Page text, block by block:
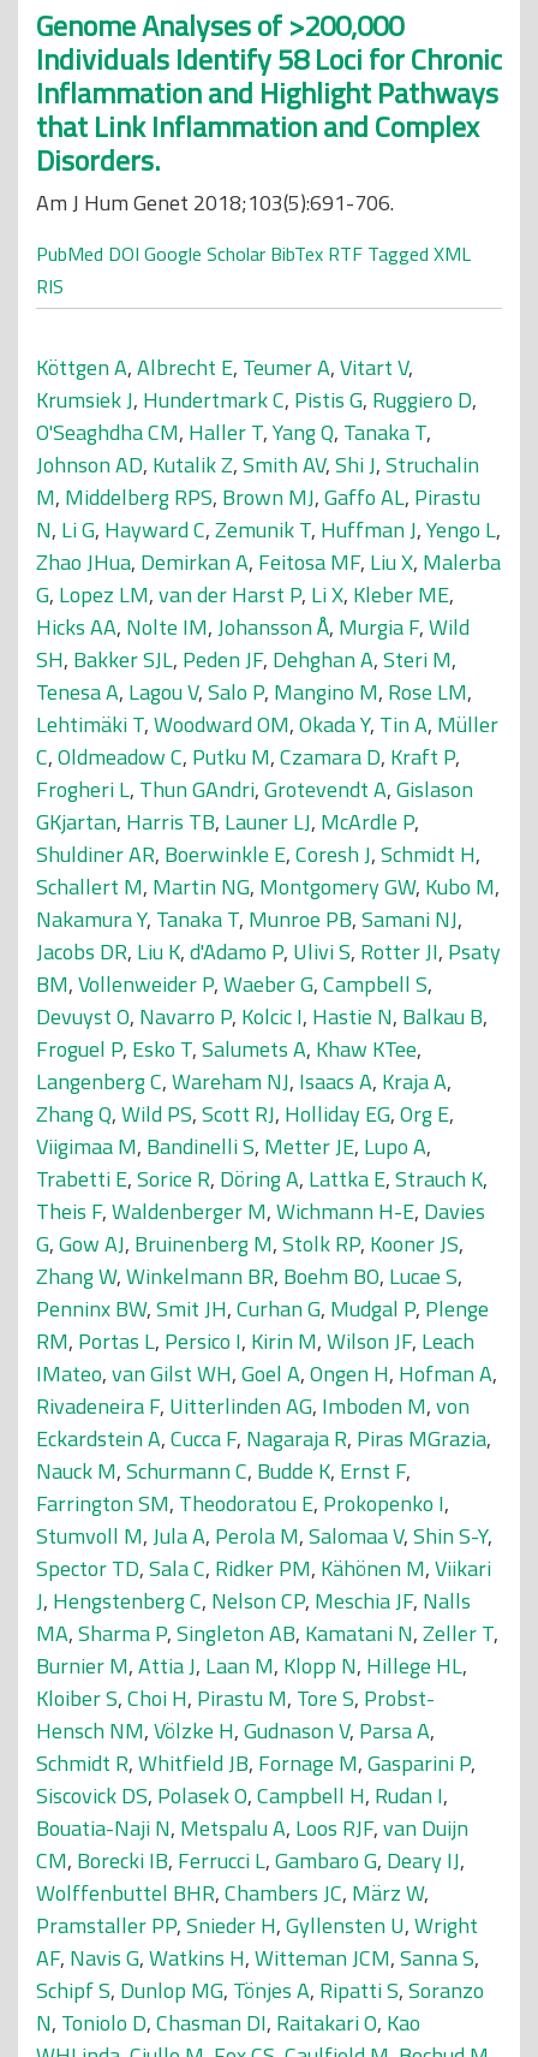
Genome Analyses of >200,000
Individuals Identify 58 Loci for Chronic
Inflammation and Highlight Pathways
that Link Inflammation and Complex
Disorders.
Am J Hum Genet 2018;103(5):691-706.
PubMed DOI Google Scholar BibTex RTF Tagged XML
RIS
Köttgen A,Albrecht E, Teumer A,Vitart V,
Krumsiek J, Hundertmark C, Pistis G, Ruggiero D,
O'Seaghdha CM, Haller T,Yang Q, Tanaka T,
Johnson AD, Kutalik Z,Smith AV,Shi J,Struchalin
M, Middelberg RPS, Brown MJ,Gaffo AL, Pirastu
N, Li G, Hayward C,Zemunik T, Huffman J,Yengo L,
Zhao JHua, Demirkan A, Feitosa MF, Liu X, Malerba
G, Lopez LM,van der Harst P, Li X, Kleber ME,
Hicks AA, Nolte IM,Johansson Å, Murgia F,Wild
SH, Bakker SJL, Peden JF, Dehghan A,Steri M,
Tenesa A, Lagou V,Salo P, Mangino M, Rose LM,
Lehtimäki T,Woodward OM,Okada Y, Tin A, Müller
C,Oldmeadow C, Putku M,Czamara D, Kraft P,
Frogheri L, Thun GAndri,Grotevendt A,Gislason
GKjartan, Harris TB, Launer LJ, McArdle P,
Shuldiner AR, Boerwinkle E,Coresh J,Schmidt H,
Schallert M, Martin NG, Montgomery GW, Kubo M,
Nakamura Y, Tanaka T, Munroe PB,Samani NJ,
Jacobs DR, Liu K,d'Adamo P, Ulivi S, Rotter JI, Psaty
BM,Vollenweider P,Waeber G,Campbell S,
Devuyst O, Navarro P, Kolcic I, Hastie N, Balkau B,
Froguel P, Esko T,Salumets A, Khaw KTee,
Langenberg C,Wareham NJ, Isaacs A, Kraja A,
Zhang Q,Wild PS,Scott RJ, Holliday EG,Org E,
Viigimaa M, Bandinelli S, Metter JE, Lupo A,
Trabetti E,Sorice R, Döring A, Lattka E,Strauch K,
Theis F,Waldenberger M,Wichmann H-E, Davies
G,Gow AJ, Bruinenberg M,Stolk RP, Kooner JS,
Zhang W,Winkelmann BR, Boehm BO, Lucae S,
Penninx BW,Smit JH,Curhan G, Mudgal P, Plenge
RM, Portas L, Persico I, Kirin M,Wilson JF, Leach
IMateo,van Gilst WH,Goel A,Ongen H, Hofman A,
Rivadeneira F, Uitterlinden AG, Imboden M,von
Eckardstein A,Cucca F, Nagaraja R, Piras MGrazia,
Nauck M,Schurmann C, Budde K, Ernst F,
Farrington SM, Theodoratou E, Prokopenko I,
Stumvoll M,Jula A, Perola M,Salomaa V,Shin S-Y,
Spector TD,Sala C, Ridker PM, Kähönen M,Viikari
J, Hengstenberg C, Nelson CP, Meschia JF, Nalls
MA,Sharma P,Singleton AB, Kamatani N,Zeller T,
Burnier M,Attia J, Laan M, Klopp N, Hillege HL,
Kloiber S,Choi H, Pirastu M, Tore S, Probst-
Hensch NM,Völzke H,Gudnason V, Parsa A,
Schmidt R,Whitfield JB, Fornage M,Gasparini P,
Siscovick DS, Polasek O,Campbell H, Rudan I,
Bouatia-Naji N, Metspalu A, Loos RJF,van Duijn
CM, Borecki IB, Ferrucci L,Gambaro G, Deary IJ,
Wolffenbuttel BHR,Chambers JC, März W,
Pramstaller PP,Snieder H,Gyllensten U,Wright
AF, Navis G,Watkins H,Witteman JCM,Sanna S,
Schipf S, Dunlop MG, Tönjes A, Ripatti S,Soranzo
N, Toniolo D,Chasman DI, Raitakari O, Kao